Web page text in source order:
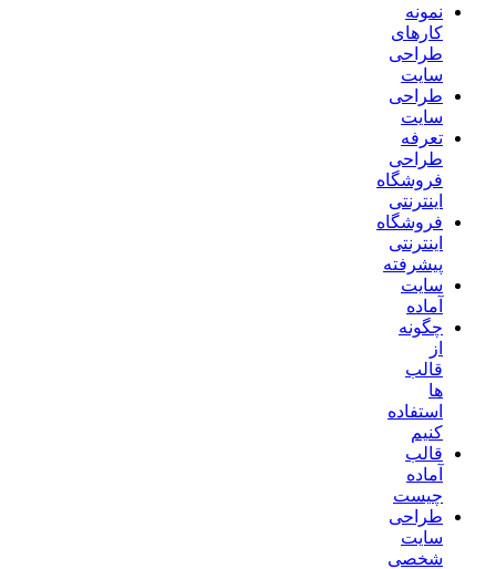
نمونه
کارهای
طراحی
سایت
طراحی
سایت
تعرفه
طراحی
فروشگاه
اینترنتی
فروشگاه
اینترنتی
پیشرفته
سایت
آماده
چگونه
از
قالب
ها
استفاده
کنیم
قالب
آماده
چیست
طراحی
سایت
شخصی